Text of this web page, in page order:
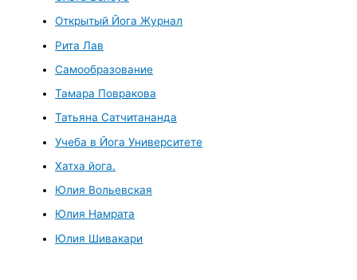
Открытый Йога Журнал
Рита Лав
Самообразование
Тамара Повракова
Татьяна Сатчитананда
Учеба в Йога Университете
Хатха йога.
Юлия Вольевская
Юлия Намрата
Юлия Шивакари